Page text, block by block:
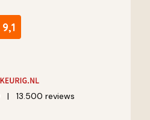
9,1
13.500 reviews